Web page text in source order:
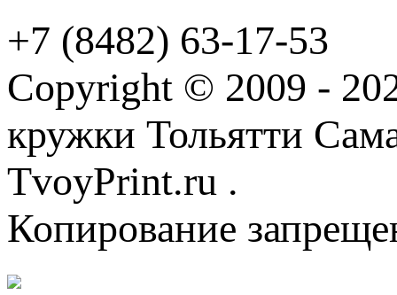
+7 (8482) 63-17-53
Copyright © 2009 -
кружки Тольятти
TvoyPrint.ru .
Копирование